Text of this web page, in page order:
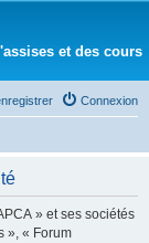
et des cours
Connexion
» et ses sociétés
», « Forum